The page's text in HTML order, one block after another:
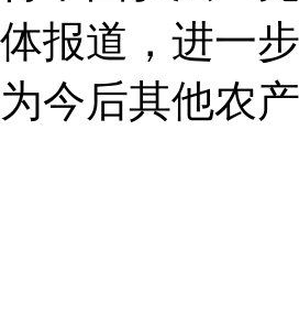
体报道，进一
为今后其他农